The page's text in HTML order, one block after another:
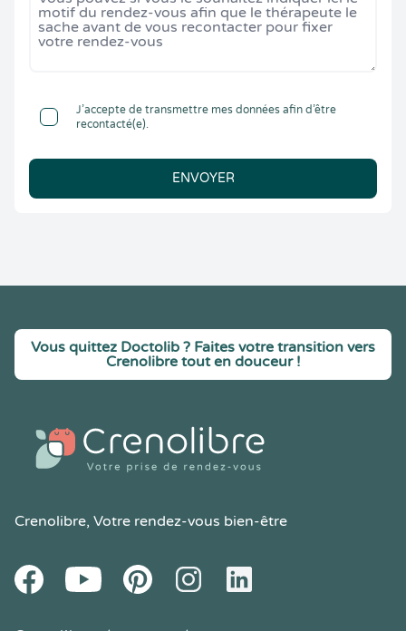
J’accepte de transmettre mes données afin d’être
recontacté(e).
ENVOYER
Vous quittez Doctolib ? Faites votre transition vers
Crenolibre tout en douceur !
Crenolibre, Votre rendez-vous bien-être
FacebookYoutube PinteresetInstagramLinkedIn